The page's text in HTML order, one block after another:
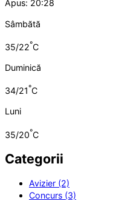
Apus: 20:28
Sâmbătă
35/22°C
Duminică
34/21°C
Luni
35/20°C
Categorii
Avizier (2)
Concurs (3)